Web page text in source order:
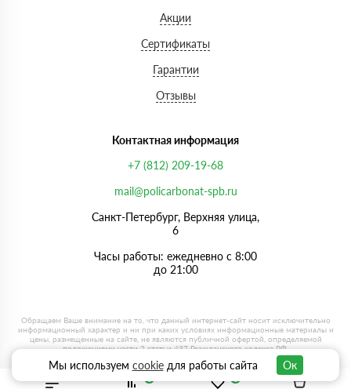
Акции
Сертификаты
Гарантии
Отзывы
Контактная информация
+7 (812) 209-19-68
mail@policarbonat-spb.ru
Санкт-Петербург, Верхняя улица,
6
Часы работы: ежедневно с 8:00
до 21:00
Мы используем cookieдля работы сайта Ок